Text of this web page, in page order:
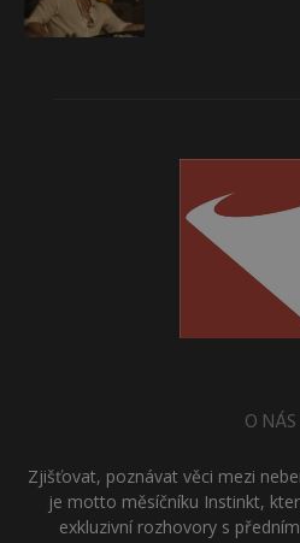
O NÁS
Zjišťovat, poznávat věci mezi
je motto měsíčníku Instinkt,
exkluzivní rozhovory s